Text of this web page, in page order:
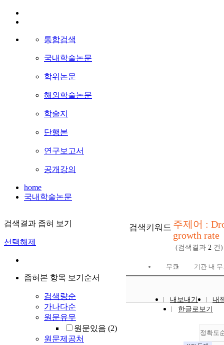
통합검색
국내학술논문
학위논문
해외학술논문
학술지
단행본
연구보고서
공개강의
home
국내학술논문
검색결과 좁혀 보기
선택해제
좁혀본 항목 보기순서
검색량순
가나다순
원문유무
원문있음 (2)
원문제공처
검색키워드 주제어 :
growth rate
(검색결과 2 건)
무료 기관 내
내보내기
내
한글로보기
정확도